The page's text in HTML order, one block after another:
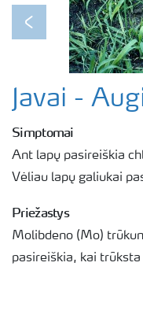
Previous
Javai -
Simptomai
Ant lapų pasireiškia
Vėliau lapų galiukai
Priežastys
Molibdeno (Mo)
pasireiškia, kai